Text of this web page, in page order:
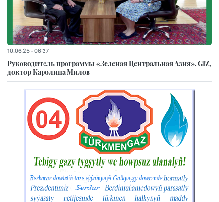
10.06.25 - 06:27
Руководитель программы «Зеленая Центральная Азия», GIZ,
доктор Каролина Милов